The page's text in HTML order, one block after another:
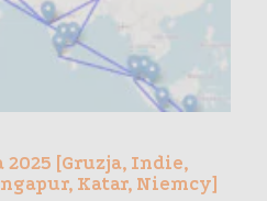
[Gruzja, Indie,
Katar, Niemcy]